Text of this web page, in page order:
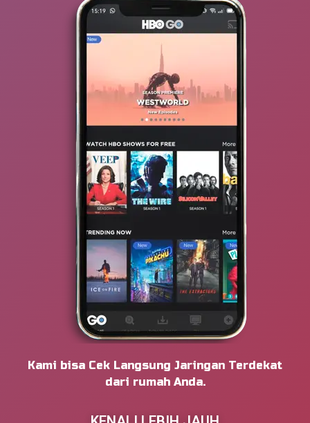
Kami bisa Cek Langsung Jaringan Terdekat
dari rumah Anda.